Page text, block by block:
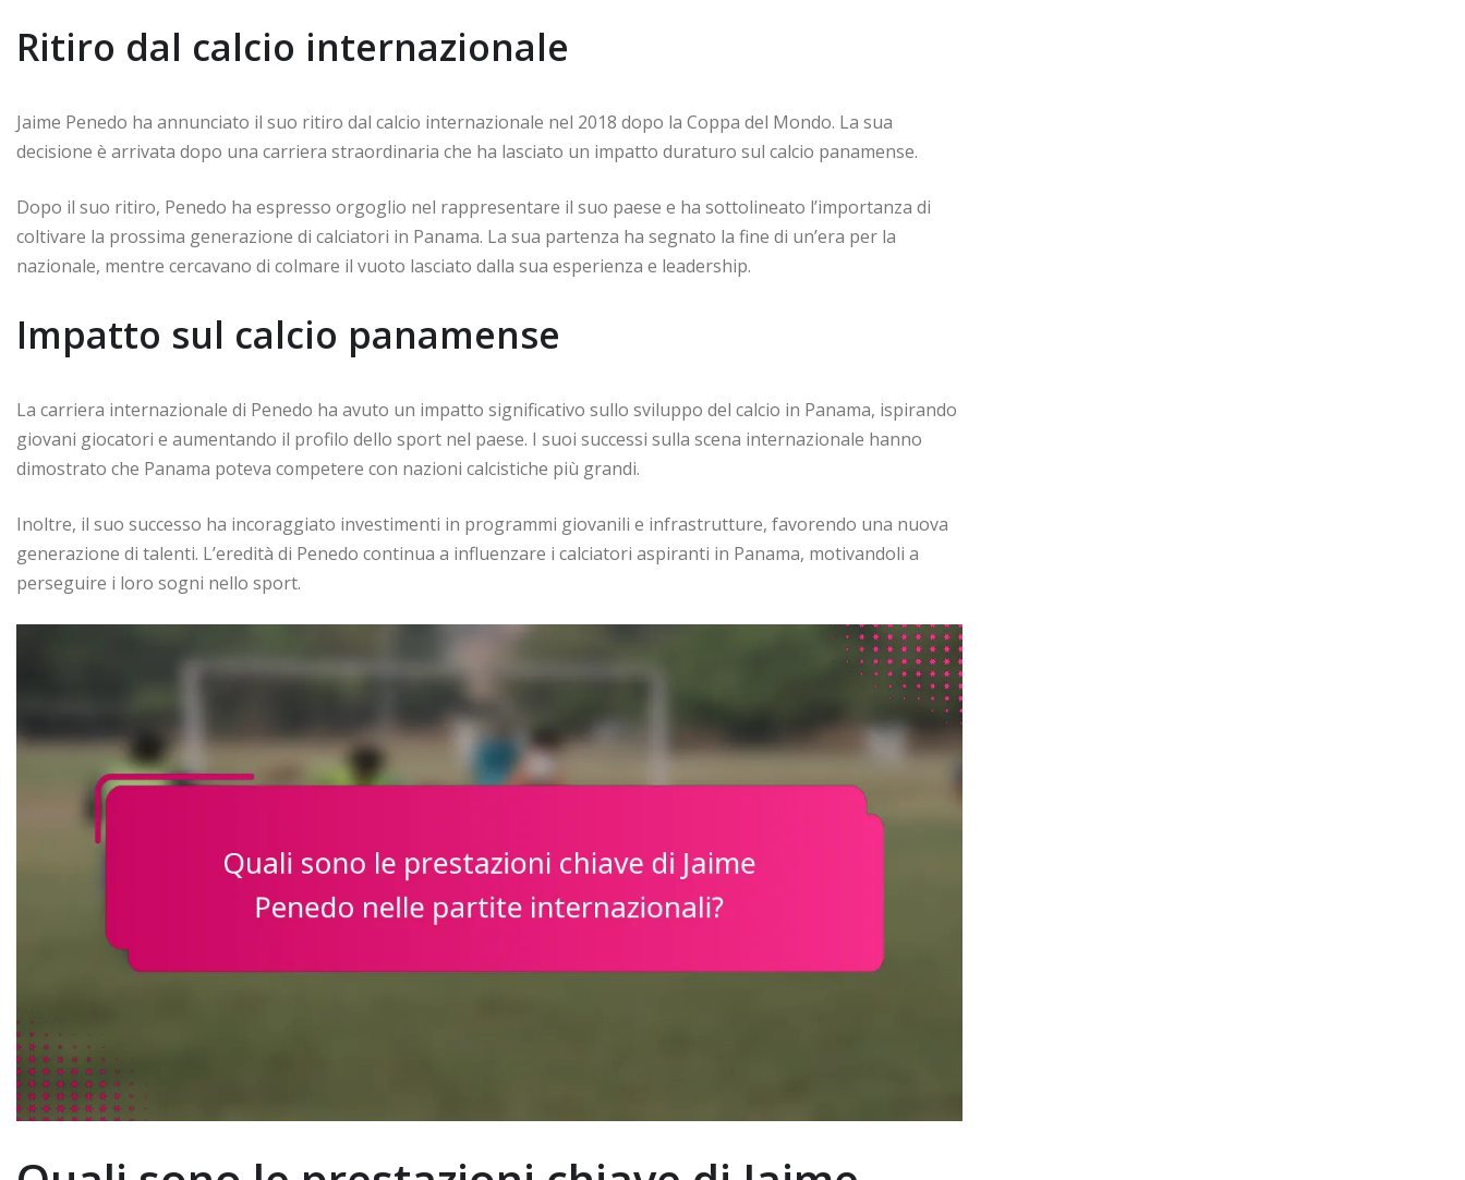
Ritiro dal calcio internazionale
Jaime Penedo ha annunciato il suo ritiro dal calcio internazionale nel 2018 dopo la Coppa del Mondo. La sua
decisione è arrivata dopo una carriera straordinaria che ha lasciato un impatto duraturo sul calcio panamense.
Dopo il suo ritiro, Penedo ha espresso orgoglio nel rappresentare il suo paese e ha sottolineato l’importanza di
coltivare la prossima generazione di calciatori in Panama. La sua partenza ha segnato la fine di un’era per la
nazionale, mentre cercavano di colmare il vuoto lasciato dalla sua esperienza e leadership.
Impatto sul calcio panamense
La carriera internazionale di Penedo ha avuto un impatto significativo sullo sviluppo del calcio in Panama, ispirando
giovani giocatori e aumentando il profilo dello sport nel paese. I suoi successi sulla scena internazionale hanno
dimostrato che Panama poteva competere con nazioni calcistiche più grandi.
Inoltre, il suo successo ha incoraggiato investimenti in programmi giovanili e infrastrutture, favorendo una nuova
generazione di talenti. L’eredità di Penedo continua a influenzare i calciatori aspiranti in Panama, motivandoli a
perseguire i loro sogni nello sport.